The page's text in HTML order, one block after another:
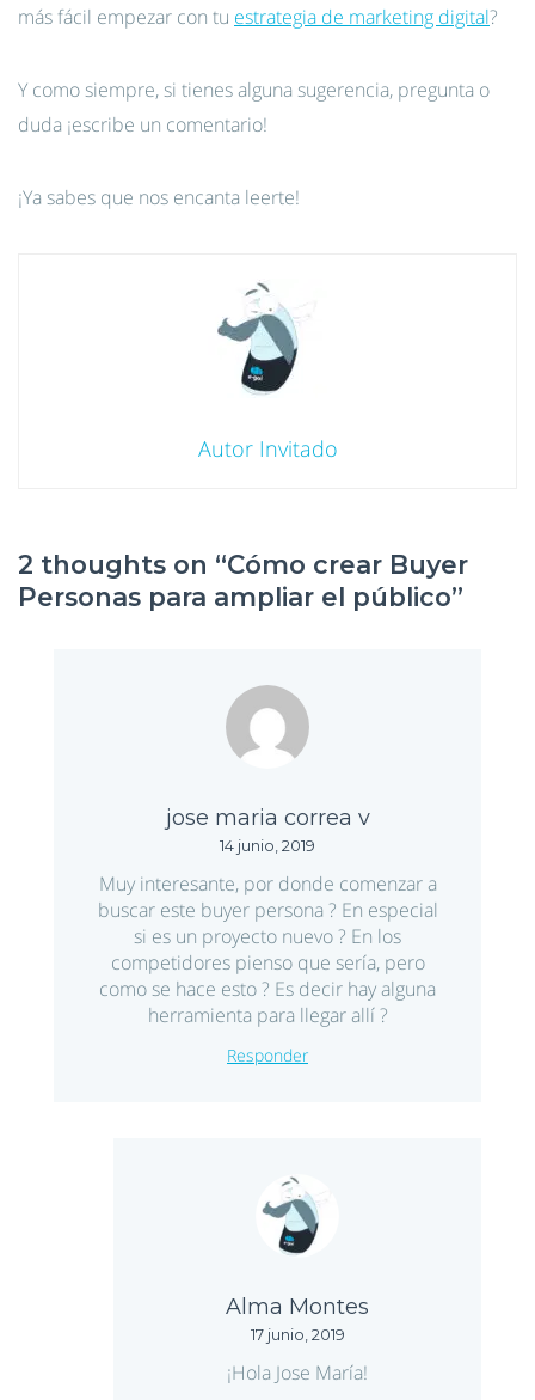
más fácil empezar con tu estrategia de marketing digital?
Y como siempre, si tienes alguna sugerencia, pregunta o
duda ¡escribe un comentario!
¡Ya sabes que nos encanta leerte!
Autor Invitado
2 thoughts on “Cómo crear Buyer
Personas para ampliar el público”
jose maria correa v
14 junio, 2019
Muy interesante, por donde comenzar a
buscar este buyer persona ? En especial
si es un proyecto nuevo ? En los
competidores pienso que sería, pero
como se hace esto ? Es decir hay alguna
herramienta para llegar allí ?
Responder
Alma Montes
17 junio, 2019
¡Hola Jose María!